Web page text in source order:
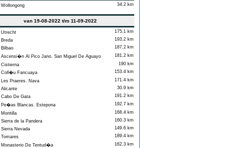
Wollongong 34.2 km
van 19-08-2022 t/m 11-09-2022
Utrecht
175.1 km
Breda
193.2 km
Bilbao
187.2 km
Ascensi�n Al Pico Jano. San Miguel De Aguayo
181.2 km
Cistierna
190 km
Coll�u Fancuaya
153.4 km
Les Praeres. Nava
171.4 km
Alicante
30.9 km
Cabo De Gata
191.2 km
Pe�as Blancas. Estepona
192.7 km
Montilla
168.4 km
Sierra de la Pandera
160.3 km
Sierra Nevada
149.6 km
Tomares
189.4 km
Monasterio De Tentud�a
162.3 km